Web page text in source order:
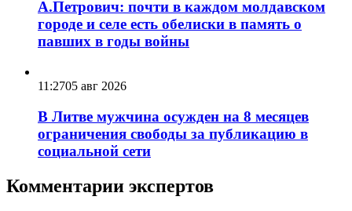
А.Петрович: почти в каждом молдавском
городе и селе есть обелиски в память о
павших в годы войны
11:2705 авг 2026
В Литве мужчина осужден на 8 месяцев
ограничения свободы за публикацию в
социальной сети
Комментарии экспертов